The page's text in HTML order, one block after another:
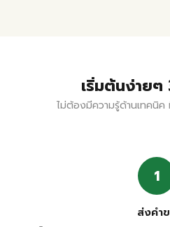
เริ่มต้นง่าย
ไม่ต้องมีความรู้ด้านเทคนิ
1
ส่งคำ